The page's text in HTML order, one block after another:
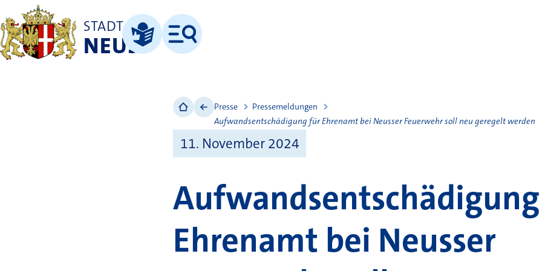
STADT
NEUSSLeichte Sprache
Menü
Presse
Pressemeldungen
Aufwandsentschädigung für Ehrenamt bei Neusser Feuerwehr soll neu geregelt werden
11. November 2024
Ehrenamt bei Neusser